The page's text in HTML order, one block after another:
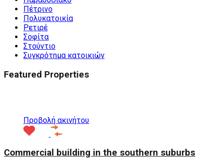
Πέτρινο
Πολυκατοικία
Ρετιρέ
Σοφίτα
Στούντιο
Συγκρότημα κατοικιών
Featured Properties
Προβολή ακινήτου
Commercial building in the southern suburbs